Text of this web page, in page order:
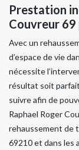
Prestation
Couvreur
Avec un
d’espace de vie
nécessite
résultat soit
suivre afin de
Raphael Roger
rehaussement de
69210 et dans les